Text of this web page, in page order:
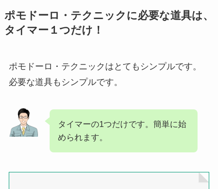
ポモドーロ・テクニックに必要な道具は、
タイマー１つだけ！
ポモドーロ・テクニックはとてもシンプルです。
必要な道具もシンプルです。
タイマーの1つだけです。簡単に始
められます。